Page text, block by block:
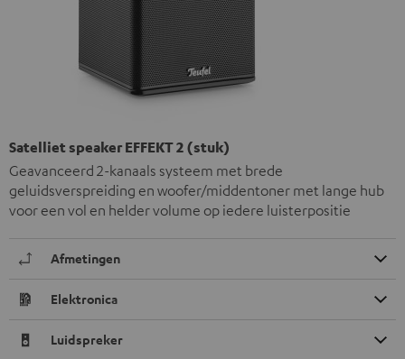
Satelliet speaker EFFEKT 2 (stuk)
Geavanceerd 2-kanaals systeem met brede
geluidsverspreiding en woofer/middentoner met lange hub
voor een vol en helder volume op iedere luisterpositie
Afmetingen
Elektronica
Luidspreker